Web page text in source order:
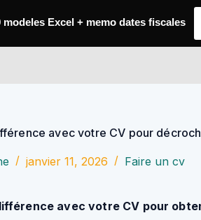
avec votre CV pour
janvier 11, 2026 Faire un cv
avec votre CV pour
modeles Excel + memo dates fiscales